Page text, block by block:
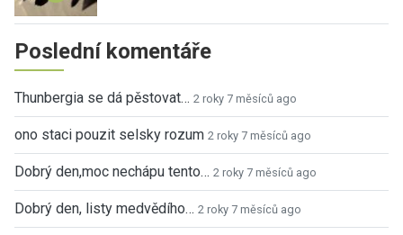
Poslední komentáře
Thunbergia se dá pěstovat… 2 roky 7 měsíců ago
ono staci pouzit selsky rozum 2 roky 7 měsíců ago
Dobrý den,moc nechápu tento… 2 roky 7 měsíců ago
Dobrý den, listy medvědího… 2 roky 7 měsíců ago